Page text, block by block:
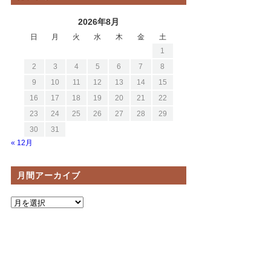
2026年8月
日 月 火 水 木 金
土
1
2
3 4 5 6 7
8
9
10 11 12 13 14
15
16
17 18 19 20 21
22
23
24 25 26 27 28
29
30
31
« 12月
月間アーカイブ